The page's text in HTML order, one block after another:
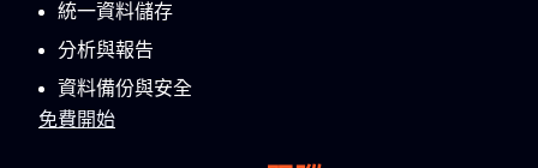
統一資料儲存
分析與報告
資料備份與安全
免費開始